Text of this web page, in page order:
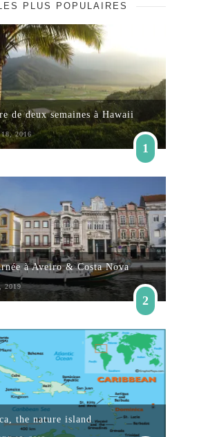
PLUS POPULAIRES
de deux semaines à Hawaii
2016
1
à Aveiro & Costa Nova
2019
2
the nature island